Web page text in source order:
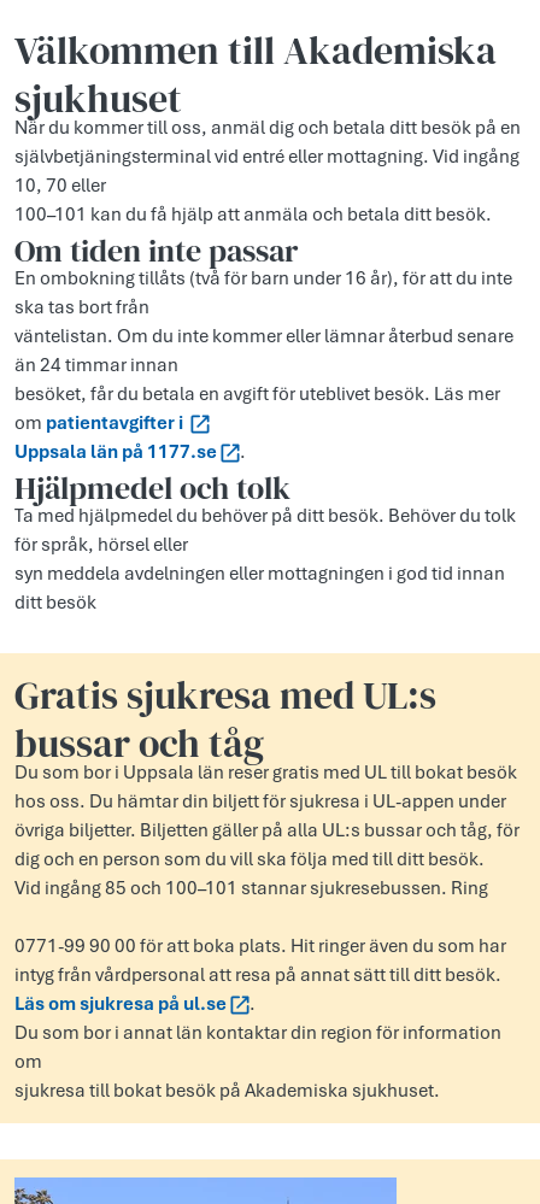
Välkommen till Akademiska
sjukhuset
När du kommer till oss, anmäl dig och betala ditt besök på en
självbetjäningsterminal vid entré eller mottagning. Vid ingång
10, 70 eller
100–101 kan du få hjälp att anmäla och betala ditt besök.
Om tiden inte passar
En ombokning tillåts (två för barn under 16 år), för att du inte
ska tas bort från
väntelistan. Om du inte kommer eller lämnar återbud senare
än 24 timmar innan
besöket, får du betala en avgift för uteblivet besök. Läs mer
om patientavgifter i
Uppsala län på 1177.se
.
Hjälpmedel och tolk
Ta med hjälpmedel du behöver på ditt besök. Behöver du tolk
för språk, hörsel eller
syn meddela avdelningen eller mottagningen i god tid innan
ditt besök
Gratis sjukresa med UL:s
bussar och tåg
Du som bor i Uppsala län reser gratis med UL till bokat besök
hos oss. Du hämtar din biljett för sjukresa i UL-appen under
övriga biljetter. Biljetten gäller på alla UL:s bussar och tåg, för
dig och en person som du vill ska följa med till ditt besök.
Vid ingång 85 och 100–101 stannar sjukresebussen. Ring
0771-99 90 00 för att boka plats. Hit ringer även du som har
intyg från vårdpersonal att resa på annat sätt till ditt besök.
Läs om sjukresa på ul.se
.
Du som bor i annat län kontaktar din region för information
om
sjukresa till bokat besök på Akademiska sjukhuset.